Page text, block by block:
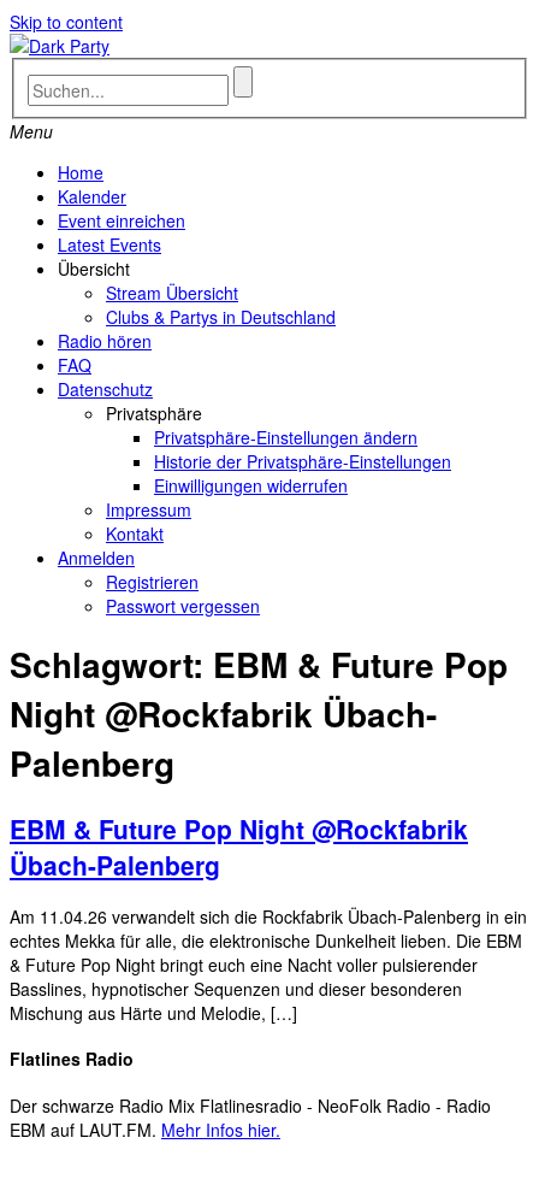
Skip to content
Menu
Home
Kalender
Event einreichen
Latest Events
Übersicht
Stream Übersicht
Clubs & Partys in Deutschland
Radio hören
FAQ
Datenschutz
Privatsphäre
Privatsphäre-Einstellungen ändern
Historie der Privatsphäre-Einstellungen
Einwilligungen widerrufen
Impressum
Kontakt
Anmelden
Registrieren
Passwort vergessen
Schlagwort: EBM & Future Pop
Night @Rockfabrik Übach-
Palenberg
EBM & Future Pop Night @Rockfabrik
Übach-Palenberg
Am 11.04.26 verwandelt sich die Rockfabrik Übach-Palenberg in ein
echtes Mekka für alle, die elektronische Dunkelheit lieben. Die EBM
& Future Pop Night bringt euch eine Nacht voller pulsierender
Basslines, hypnotischer Sequenzen und dieser besonderen
Mischung aus Härte und Melodie, […]
Flatlines Radio
Der schwarze Radio Mix Flatlinesradio - NeoFolk Radio - Radio
EBM auf LAUT.FM. Mehr Infos hier.